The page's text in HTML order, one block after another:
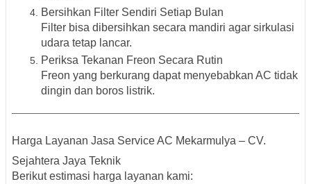
Bersihkan Filter Sendiri Setiap Bulan
Filter bisa dibersihkan secara mandiri agar sirkulasi
udara tetap lancar.
Periksa Tekanan Freon Secara Rutin
Freon yang berkurang dapat menyebabkan AC tidak
dingin dan boros listrik.
Harga Layanan Jasa Service AC Mekarmulya – CV.
Sejahtera Jaya Teknik
Berikut estimasi harga layanan kami: